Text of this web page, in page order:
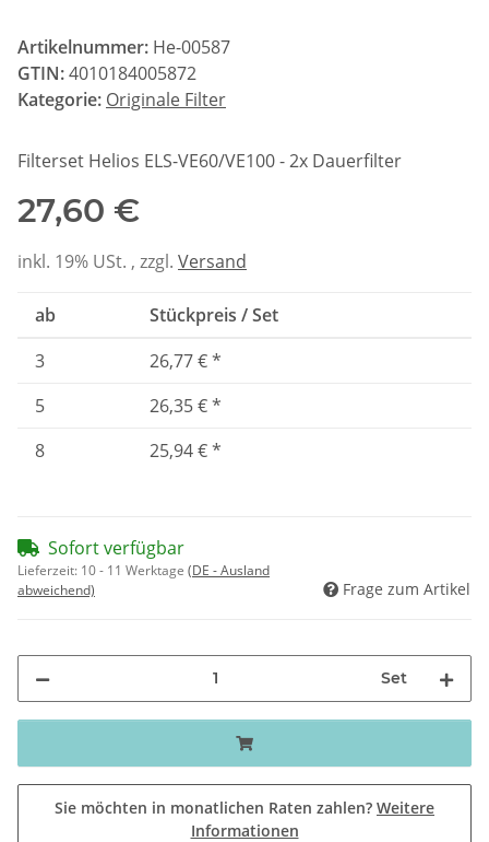
Artikelnummer: He-00587
GTIN:4010184005872
Kategorie: Originale Filter
Filterset Helios ELS-VE60/VE100 - 2x Dauerfilter
27,60 €
inkl. 19% USt. , zzgl. Versand
ab
Stückpreis / Set
3
26,77 €*
5
26,35 €*
8
25,94 €*
Sofort verfügbar
Lieferzeit: 10 - 11 Werktage (DE - Ausland
abweichend)
Frage zum Artikel
Set
Sie möchten in monatlichen Raten zahlen? Weitere
Informationen